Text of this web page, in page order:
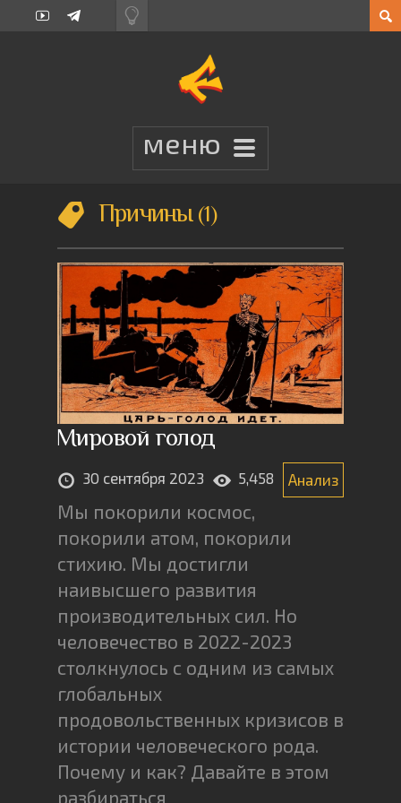
Причины 1
Мировой голод
30 сентября 2023 5,458 Анализ
Мы покорили космос,
покорили атом, покорили
стихию. Мы достигли
наивысшего развития
производительных сил. Но
человечество в 2022-2023
столкнулось с одним из самых
глобальных
продовольственных кризисов в
истории человеческого рода.
Почему и как? Давайте в этом
разбираться